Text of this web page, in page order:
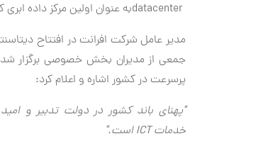
datacenterبه عنوان اولین مرکز داده
مدیر عامل شرکت افرانت در افتتاح
جمعی از مدیران بخش خصوصی برگزار
پرسرعت در کشور اشاره و اعلام کرد:
خدماتICTاست.
"